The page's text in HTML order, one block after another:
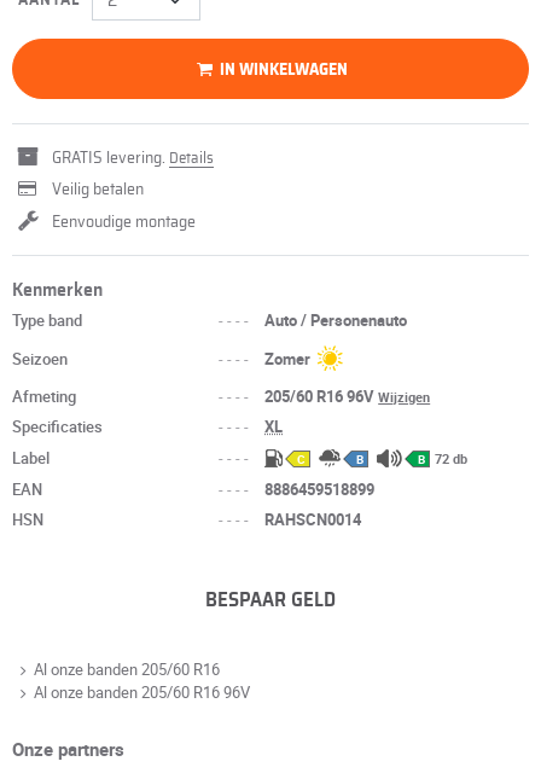
IN WINKELWAGEN
GRATIS levering. Details
Veilig betalen
Eenvoudige montage
Kenmerken
Type band ----
Auto / Personenauto
Seizoen
----
Zomer
Afmeting
---- 205/60 R16 96VWijzigen
Specificaties ----
XL
Label
---- C B B 72 db
EAN ----
8886459518899
HSN
---- RAHSCN0014
BESPAAR GELD
Al onze banden 205/60 R16
Al onze banden 205/60 R16 96V
Onze partners